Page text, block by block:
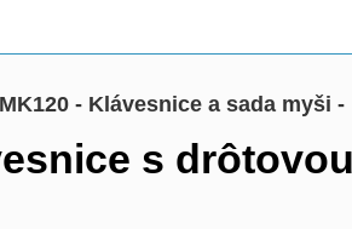
- Klávesnice a sada myši -
s